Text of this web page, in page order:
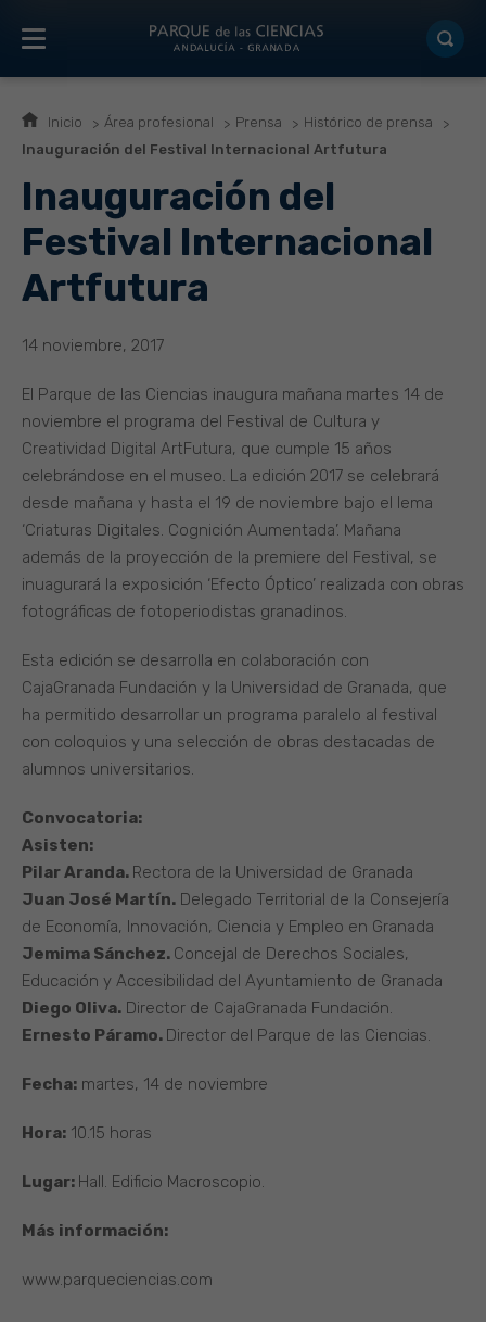
Inicio Área profesional Prensa
Histórico de prensa
Inauguración del Festival Internacional Artfutura
Inauguración del
Festival Internacional
Artfutura
14 noviembre, 2017
El Parque de las Ciencias inaugura mañana martes 14 de
noviembre el programa del Festival de Cultura y
Creatividad Digital ArtFutura, que cumple 15 años
celebrándose en el museo. La edición 2017 se celebrará
desde mañana y hasta el 19 de noviembre bajo el lema
‘Criaturas Digitales. Cognición Aumentada’. Mañana
además de la proyección de la premiere del Festival, se
inuagurará la exposición ‘Efecto Óptico’ realizada con obras
fotográficas de fotoperiodistas granadinos.
Esta edición se desarrolla en colaboración con
CajaGranada Fundación y la Universidad de Granada, que
ha permitido desarrollar un programa paralelo al festival
con coloquios y una selección de obras destacadas de
alumnos universitarios.
Convocatoria:
Asisten:
Pilar Aranda. Rectora de la Universidad de Granada
Juan José Martín. Delegado Territorial de la Consejería
de Economía, Innovación, Ciencia y Empleo en Granada
Jemima Sánchez. Concejal de Derechos Sociales,
Educación y Accesibilidad del Ayuntamiento de Granada
Diego Oliva. Director de CajaGranada Fundación.
Ernesto Páramo. Director del Parque de las Ciencias.
Fecha: martes, 14 de noviembre
Hora: 10.15 horas
Lugar: Hall. Edificio Macroscopio.
Más información:
www.parqueciencias.com